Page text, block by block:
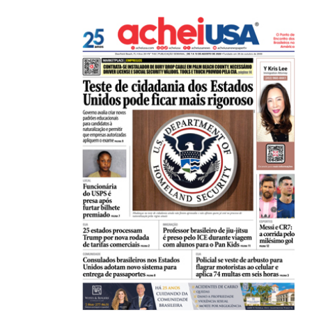
Açaí é reconhecido oficialmente como fruto
21/01/2026